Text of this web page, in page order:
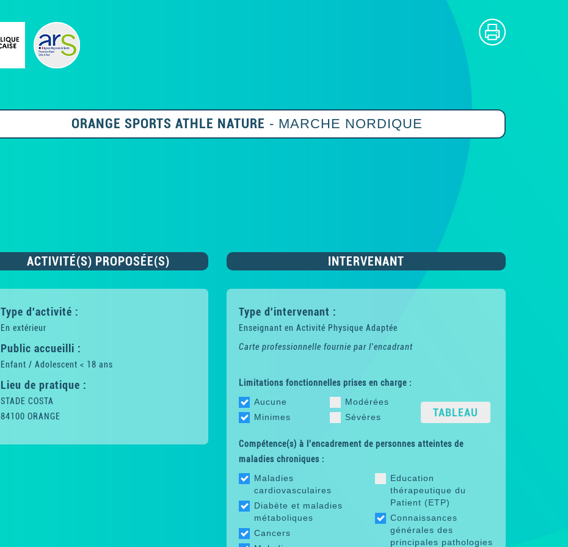
ORANGE SPORTS ATHLE NATURE - MARCHE NORDIQUE
ACTIVITÉ(S) PROPOSÉE(S)
Type d'activité :
En extérieur
Public accueilli :
Enfant / Adolescent < 18 ans
Lieu de pratique :
STADE COSTA
84100 ORANGE
INTERVENANT
Type d'intervenant :
Enseignant en Activité Physique Adaptée
Carte professionnelle fournie par l'encadrant
Limitations fonctionnelles prises en charge :
Aucune
Minimes
Modérées
Sévères
TABLEAU
Compétence(s) à l'encadrement de personnes atteintes de
maladies chroniques :
Maladies
cardiovasculaires
Diabète et maladies
métaboliques
Cancers
Education
thérapeutique du
Patient (ETP)
Connaissances
générales des
principales pathologies